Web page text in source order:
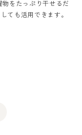
をたっぷり干せるだ
ても活用できます。